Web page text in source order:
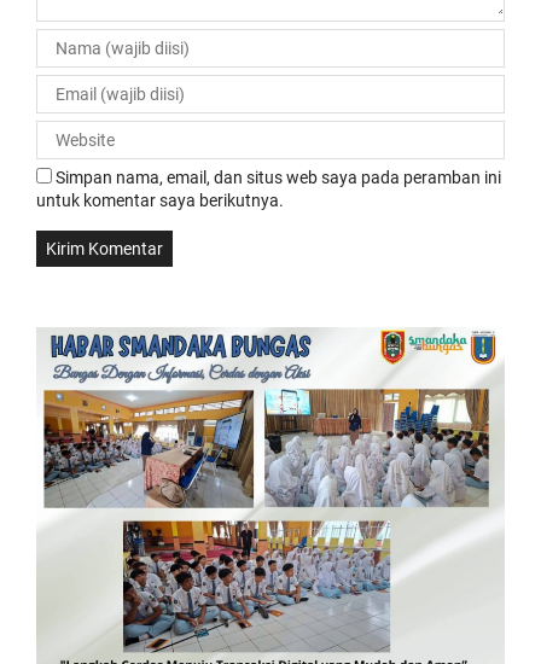
Simpan nama, email, dan situs web saya pada peramban ini
untuk komentar saya berikutnya.